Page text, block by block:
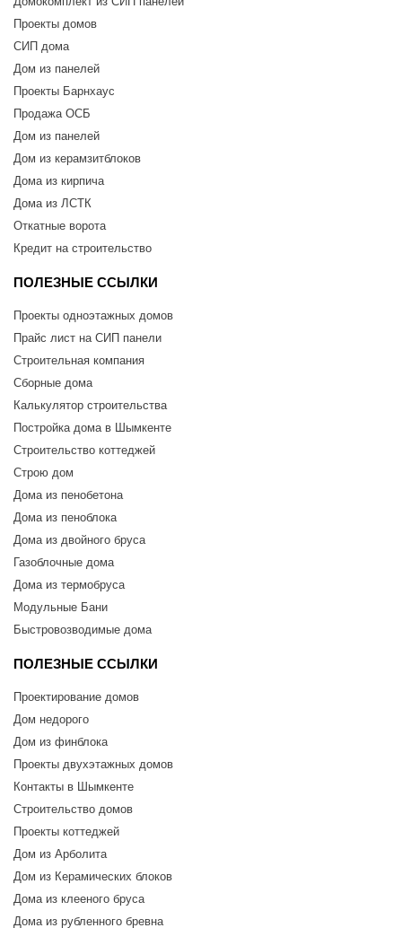
Проекты домов
СИП дома
Дом из панелей
Проекты Барнхаус
Продажа ОСБ
Дом из панелей
Дом из керамзитблоков
Дома из кирпича
Дома из ЛСТК
Откатные ворота
Кредит на строительство
ПОЛЕЗНЫЕ ССЫЛКИ
Проекты одноэтажных домов
Прайс лист на СИП панели
Строительная компания
Сборные дома
Калькулятор строительства
Постройка дома в Шымкенте
Строительство коттеджей
Строю дом
Дома из пенобетона
Дома из пеноблока
Дома из двойного бруса
Газоблочные дома
Дома из термобруса
Модульные Бани
Быстровозводимые дома
ПОЛЕЗНЫЕ ССЫЛКИ
Проектирование домов
Дом недорого
Дом из финблока
Проекты двухэтажных домов
Контакты в Шымкенте
Строительство домов
Проекты коттеджей
Дом из Арболита
Дом из Керамических блоков
Дома из клееного бруса
Дома из рубленного бревна